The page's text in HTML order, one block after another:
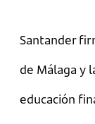
Santander
de Málaga y
educación